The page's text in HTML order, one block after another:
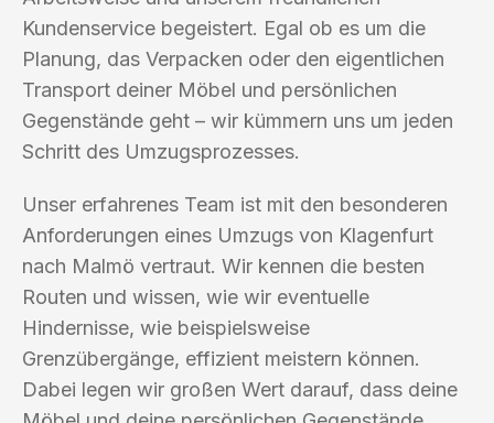
Kundenservice begeistert. Egal ob es um die
Planung, das Verpacken oder den eigentlichen
Transport deiner Möbel und persönlichen
Gegenstände geht – wir kümmern uns um jeden
Schritt des Umzugsprozesses.
Unser erfahrenes Team ist mit den besonderen
Anforderungen eines Umzugs von Klagenfurt
nach Malmö vertraut. Wir kennen die besten
Routen und wissen, wie wir eventuelle
Hindernisse, wie beispielsweise
Grenzübergänge, effizient meistern können.
Dabei legen wir großen Wert darauf, dass deine